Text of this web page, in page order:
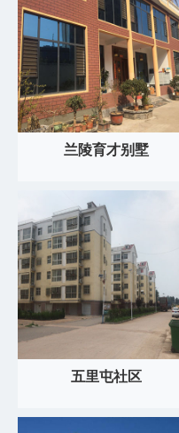
兰陵育才别墅
五里屯社区